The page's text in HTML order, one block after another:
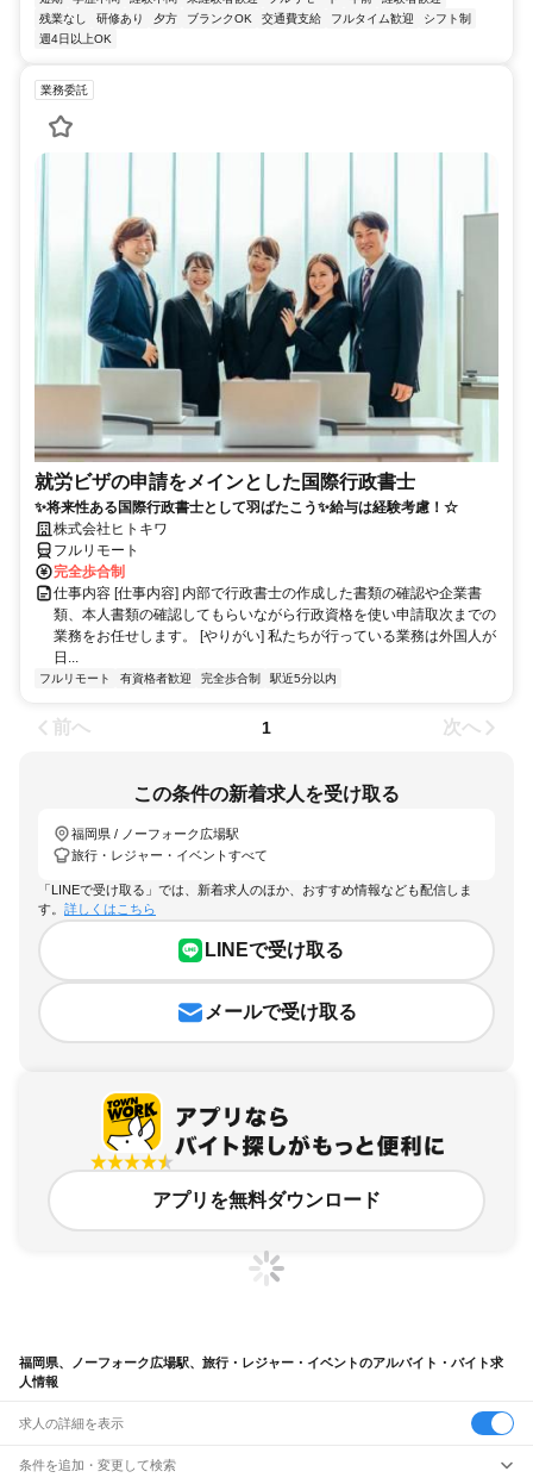
残業なし
研修あり 夕方 ブランクOK 交通費支給 フルタイム歓迎
シフト制
週4日以上OK
業務委託
就労ビザの申請をメインとした国際行政書士
✨将来性ある国際行政書士として羽ばたこう✨給与は経験考慮！☆
株式会社ヒトキワ
フルリモート
完全歩合制
仕事内容 [仕事内容] 内部で行政書士の作成した書類の確認や企業書
類、本人書類の確認してもらいながら行政資格を使い申請取次までの
業務をお任せします。 [やりがい] 私たちが行っている業務は外国人が
日...
フルリモート 有資格者歓迎 完全歩合制 駅近5分以内
前へ 1 次へ
この条件の新着求人を受け取る
福岡県 / ノーフォーク広場駅
旅行・レジャー・イベントすべて
「LINEで受け取る」では、新着求人のほか、おすすめ情報なども配信しま
す。 詳しくはこちら
LINEで受け取る
メールで受け取る
アプリを無料ダウンロード
福岡県、ノーフォーク広場駅、旅行・レジャー・イベントのアルバイト・バイト求
人情報
求人の詳細を表示
条件を追加・変更して検索